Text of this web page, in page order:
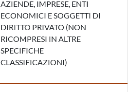
AZIENDE, IMPRESE, ENTI
ECONOMICI E SOGGETTI DI
DIRITTO PRIVATO (NON
RICOMPRESI IN ALTRE
SPECIFICHE
CLASSIFICAZIONI)